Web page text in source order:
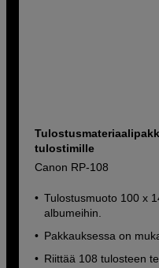
tulostimille
Canon RP-108
Tulostusmuoto 100 x
albumeihin.
Pakkauksessa on
Riittää 108 tulosteen